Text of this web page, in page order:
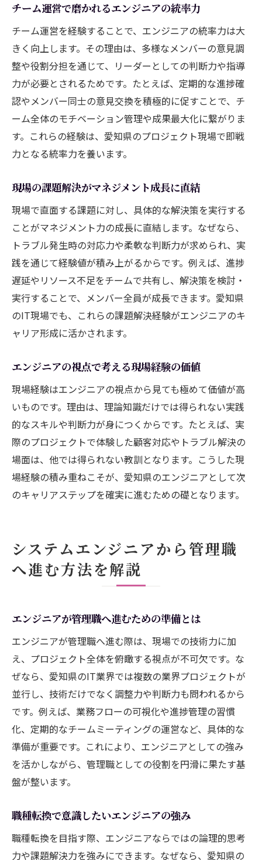
チーム運営で磨かれるエンジニアの統率力
チーム運営を経験することで、エンジニアの統率力は大
きく向上します。その理由は、多様なメンバーの意見調
整や役割分担を通じて、リーダーとしての判断力や指導
力が必要とされるためです。たとえば、定期的な進捗確
認やメンバー同士の意見交換を積極的に促すことで、チ
ーム全体のモチベーション管理や成果最大化に繋がりま
す。これらの経験は、愛知県のプロジェクト現場で即戦
力となる統率力を養います。
現場の課題解決がマネジメント成長に直結
現場で直面する課題に対し、具体的な解決策を実行する
ことがマネジメント力の成長に直結します。なぜなら、
トラブル発生時の対応力や柔軟な判断力が求められ、実
践を通じて経験値が積み上がるからです。例えば、進捗
遅延やリソース不足をチームで共有し、解決策を検討・
実行することで、メンバー全員が成長できます。愛知県
のIT現場でも、これらの課題解決経験がエンジニアのキ
ャリア形成に活かされます。
エンジニアの視点で考える現場経験の価値
現場経験はエンジニアの視点から見ても極めて価値が高
いものです。理由は、理論知識だけでは得られない実践
的なスキルや判断力が身につくからです。たとえば、実
際のプロジェクトで体験した顧客対応やトラブル解決の
場面は、他では得られない教訓となります。こうした現
場経験の積み重ねこそが、愛知県のエンジニアとして次
のキャリアステップを確実に進むための礎となります。
システムエンジニアから管理職
へ進む方法を解説
エンジニアが管理職へ進むための準備とは
エンジニアが管理職へ進む際は、現場での技術力に加
え、プロジェクト全体を俯瞰する視点が不可欠です。な
ぜなら、愛知県のIT業界では複数の業界プロジェクトが
並行し、技術だけでなく調整力や判断力も問われるから
です。例えば、業務フローの可視化や進捗管理の習慣
化、定期的なチームミーティングの運営など、具体的な
準備が重要です。これにより、エンジニアとしての強み
を活かしながら、管理職としての役割を円滑に果たす基
盤が整います。
職種転換で意識したいエンジニアの強み
職種転換を目指す際、エンジニアならではの論理的思考
力や課題解決力を強みにできます。なぜなら、愛知県の